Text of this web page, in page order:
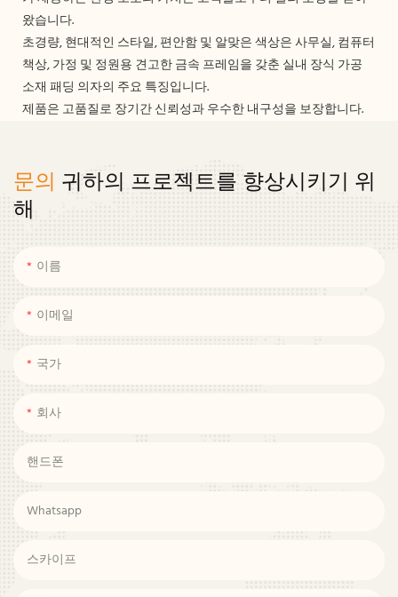
왔습니다.
초경량, 현대적인 스타일, 편안함 및 알맞은 색상은 사무실, 컴퓨터
책상, 가정 및 정원용 견고한 금속 프레임을 갖춘 실내 장식 가공
소재 패딩 의자의 주요 특징입니다.
제품은 고품질로 장기간 신뢰성과 우수한 내구성을 보장합니다.
문의 귀하의 프로젝트를 향상시키기 위
해
이름
이메일
국가
회사
핸드폰
Whatsapp
스카이프